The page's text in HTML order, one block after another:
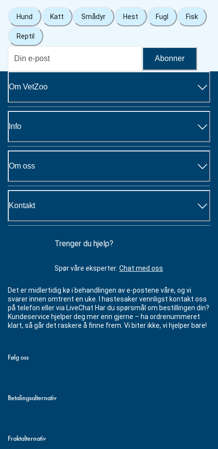
Hund Katt Smådyr Hest Fugl Fisk
Reptil
Abonner
Om VetZoo
Info
Om oss
Kontakt
Trenger du hjelp?
Spør våre eksperter. Chat med oss
Det er midlertidig kø i behandlingen av e-postene våre, og vi
svarer innen omtrent en uke. I hastesaker vennligst kontakt oss
på telefon eller via LiveChat Har du spørsmål om bestillingen din?
Kundeservice hjelper deg mer enn gjerne – ha ordrenummeret
klart, så går det raskere å finne frem. Vi biter ikke, vi hjelper bare!
Følg oss
Betalingsalternativ
Fraktalternativ